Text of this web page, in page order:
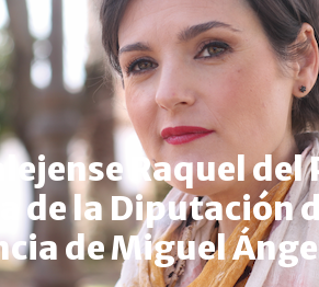
Raquel del
de la Diputación
de Miguel